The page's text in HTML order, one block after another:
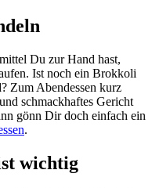
Du zur Hand hast,
Ist noch ein Brokkoli
Zum Abendessen kurz
schmackhaftes Gericht
gönn Dir doch einfach ein
.
wichtig